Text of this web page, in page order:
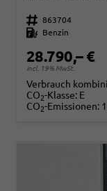
Fahrzeugnr. 863704
Kraftstoff
Benzin
28.790,– €
incl. 19% MwSt.
Verbrauch
CO2-Klasse: E
CO2-Emissionen: